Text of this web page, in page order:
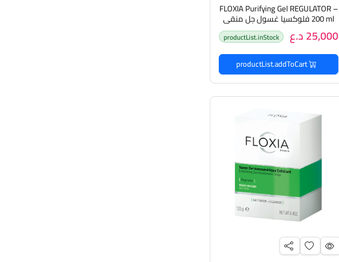
FLOXIA Purifying Gel REGULATOR –
200 ml فلوكسيا غسول جل منقي
للبشرة 25,000 د.ع productList.inStock
productList.addToCart